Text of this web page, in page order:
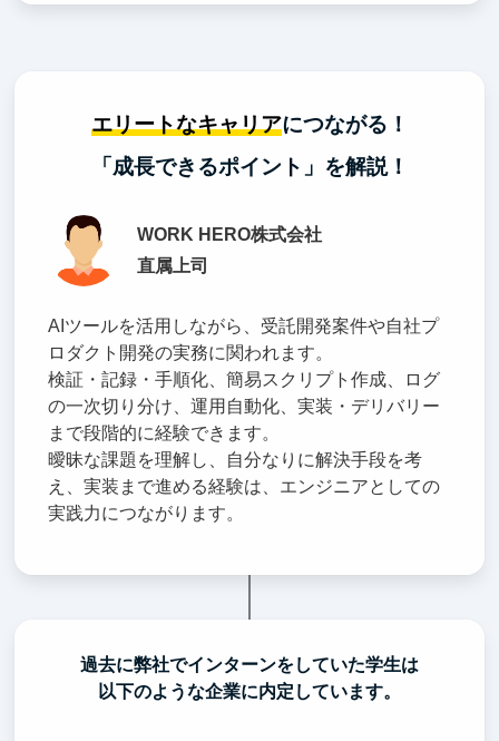
エリートなキャリアにつながる！
「成長できるポイント」を解説！
WORK HERO株式会社
直属上司
AIツールを活用しながら、受託開発案件や自社プ
ロダクト開発の実務に関われます。
検証・記録・手順化、簡易スクリプト作成、ログ
の一次切り分け、運用自動化、実装・デリバリー
まで段階的に経験できます。
曖昧な課題を理解し、自分なりに解決手段を考
え、実装まで進める経験は、エンジニアとしての
実践力につながります。
過去に弊社でインターンをしていた学生は
以下のような企業に内定しています。